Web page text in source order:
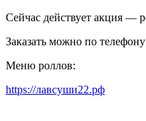
Сейчас действует акция —
Заказать можно по
Меню роллов:
https://лавсуши22.рф